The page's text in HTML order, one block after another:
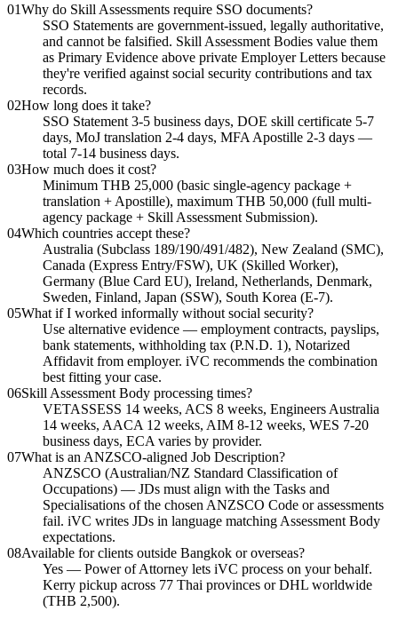
01Why do Skill Assessments require SSO documents?
SSO Statements are government-issued, legally authoritative,
and cannot be falsified. Skill Assessment Bodies value them
as Primary Evidence above private Employer Letters because
they're verified against social security contributions and tax
records.
02How long does it take?
SSO Statement 3-5 business days, DOE skill certificate 5-7
days, MoJ translation 2-4 days, MFA Apostille 2-3 days —
total 7-14 business days.
03How much does it cost?
Minimum THB 25,000 (basic single-agency package +
translation + Apostille), maximum THB 50,000 (full multi-
agency package + Skill Assessment Submission).
04Which countries accept these?
Australia (Subclass 189/190/491/482), New Zealand (SMC),
Canada (Express Entry/FSW), UK (Skilled Worker),
Germany (Blue Card EU), Ireland, Netherlands, Denmark,
Sweden, Finland, Japan (SSW), South Korea (E-7).
05What if I worked informally without social security?
Use alternative evidence — employment contracts, payslips,
bank statements, withholding tax (P.N.D. 1), Notarized
Affidavit from employer. iVC recommends the combination
best fitting your case.
06Skill Assessment Body processing times?
VETASSESS 14 weeks, ACS 8 weeks, Engineers Australia
14 weeks, AACA 12 weeks, AIM 8-12 weeks, WES 7-20
business days, ECA varies by provider.
07What is an ANZSCO-aligned Job Description?
ANZSCO (Australian/NZ Standard Classification of
Occupations) — JDs must align with the Tasks and
Specialisations of the chosen ANZSCO Code or assessments
fail. iVC writes JDs in language matching Assessment Body
expectations.
08Available for clients outside Bangkok or overseas?
Yes — Power of Attorney lets iVC process on your behalf.
Kerry pickup across 77 Thai provinces or DHL worldwide
(THB 2,500).